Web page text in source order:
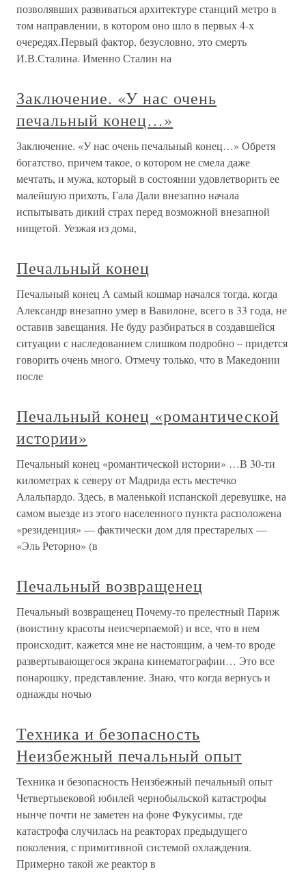
позволявших развиваться архитектуре станций метро в
том направлении, в котором оно шло в первых 4-х
очередях.Первый фактор, безусловно, это смерть
И.В.Сталина. Именно Сталин на
Заключение. «У нас очень
печальный конец…»
Заключение. «У нас очень печальный конец…» Обретя
богатство, причем такое, о котором не смела даже
мечтать, и мужа, который в состоянии удовлетворить ее
малейшую прихоть, Гала Дали внезапно начала
испытывать дикий страх перед возможной внезапной
нищетой. Уезжая из дома,
Печальный конец
Печальный конец А самый кошмар начался тогда, когда
Александр внезапно умер в Вавилоне, всего в 33 года, не
оставив завещания. Не буду разбираться в создавшейся
ситуации с наследованием слишком подробно – придется
говорить очень много. Отмечу только, что в Македонии
после
Печальный конец «романтической
истории»
Печальный конец «романтической истории» …В 30-ти
километрах к северу от Мадрида есть местечко
Алальпардо. Здесь, в маленькой испанской деревушке, на
самом выезде из этого населенного пункта расположена
«резиденция» — фактически дом для престарелых —
«Эль Реторно» (в
Печальный возвращенец
Печальный возвращенец Почему-то прелестный Париж
(воистину красоты неисчерпаемой) и все, что в нем
происходит, кажется мне не настоящим, а чем-то вроде
развертывающегося экрана кинематографии… Это все
понарошку, представление. Знаю, что когда вернусь и
однажды ночью
Техника и безопасность
Неизбежный печальный опыт
Техника и безопасность Неизбежный печальный опыт
Четвертьвековой юбилей чернобыльской катастрофы
нынче почти не заметен на фоне Фукусимы, где
катастрофа случилась на реакторах предыдущего
поколения, с примитивной системой охлаждения.
Примерно такой же реактор в